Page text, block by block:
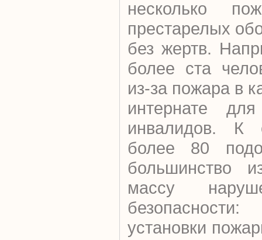
несколько
престарелых
без жертв.
более ста
из-за пожара в
интернате
инвалидов. К
более 80
большинство
массу
установки